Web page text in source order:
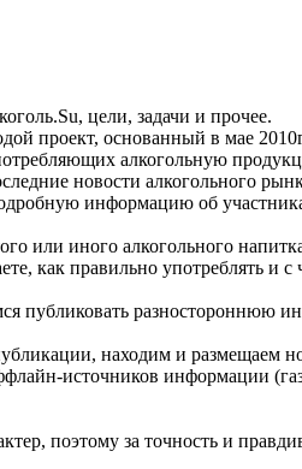
цели, задачи и прочее.
проект, основанный в мае
алкогольную
новости алкогольного
информацию об
или иного алкогольного
как правильно употреблять и
публиковать разностороннюю
находим и размещаем
источников информации
поэтому за точность и